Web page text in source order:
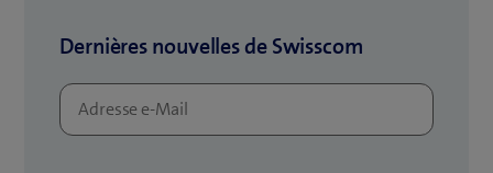
Dernières nouvelles de Swisscom